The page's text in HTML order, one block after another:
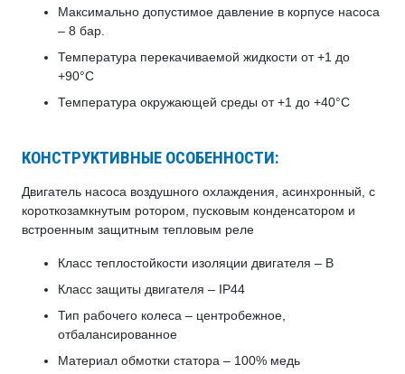
Максимально допустимое давление в корпусе насоса
– 8 бар.
Температура перекачиваемой жидкости от +1 до
+90°С
Температура окружающей среды от +1 до +40°С
КОНСТРУКТИВНЫЕ ОСОБЕННОСТИ:
Двигатель насоса воздушного охлаждения, асинхронный, с
короткозамкнутым ротором, пусковым конденсатором и
встроенным защитным тепловым реле
Класс теплостойкости изоляции двигателя – В
Класс защиты двигателя – IP44
Тип рабочего колеса – центробежное,
отбалансированное
Материал обмотки статора – 100% медь